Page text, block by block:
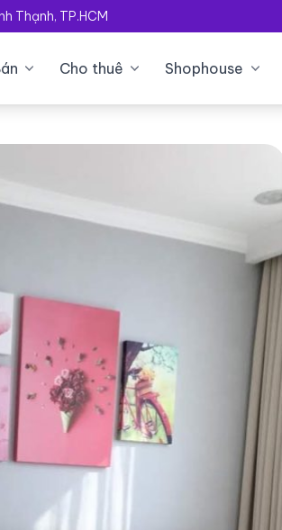
Thạnh, TP.HCM
Cho thuê Shophouse